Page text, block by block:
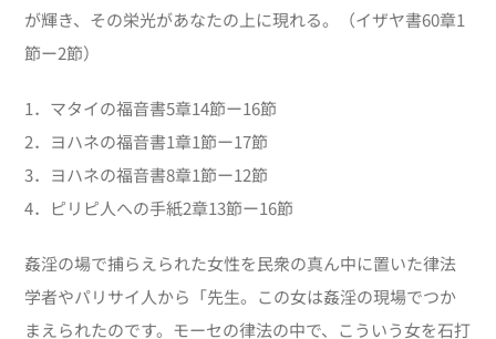
が輝き、その栄光があなたの上に現れる。（イザヤ書60章1
節ー2節）
1．マタイの福音書5章14節ー16節
2．ヨハネの福音書1章1節ー17節
3．ヨハネの福音書8章1節ー12節
4．ピリピ人への手紙2章13節ー16節
姦淫の場で捕らえられた女性を民衆の真ん中に置いた律法
学者やパリサイ人から「先生。この女は姦淫の現場でつか
まえられたのです。モーセの律法の中で、こういう女を石打